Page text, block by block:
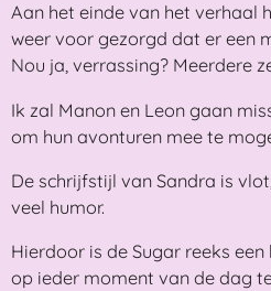
Aan het einde van het verhaal
weer voor gezorgd dat er een
Nou ja, verrassing? Meerdere
Ik zal Manon en Leon gaan
om hun avonturen mee te
De schrijfstijl van Sandra is
veel humor.
Hierdoor is de Sugar reeks
op ieder moment van de dag